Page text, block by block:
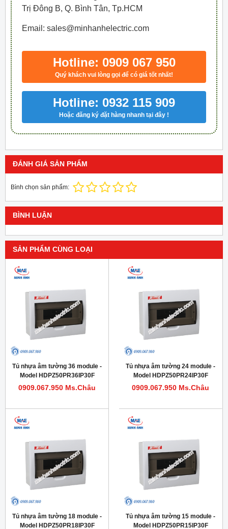
Trị Đông B, Q. Bình Tân, Tp.HCM
Email: sales@minhanhelectric.com
Hotline: 0909 067 950
Quý khách vui lòng gọi để có giá tốt nhất!
Hotline: 0932 115 909
Hoặc đăng ký đặt hàng nhanh tại đây !
ĐÁNH GIÁ SẢN PHẨM
Bình chọn sản phẩm:
BÌNH LUẬN
SẢN PHẨM CÙNG LOẠI
Tủ nhựa âm tường 36 module -
Model HDPZ50PR36IP30F
0909.067.950 Ms.Châu
Tủ nhựa âm tường 24 module -
Model HDPZ50PR24IP30F
0909.067.950 Ms.Châu
Tủ nhựa âm tường 18 module -
Model HDPZ50PR18IP30F
Tủ nhựa âm tường 15 module -
Model HDPZ50PR15IP30F